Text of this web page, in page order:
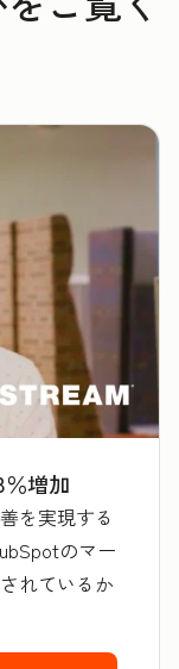
増加
を実現する
のマー
れているか